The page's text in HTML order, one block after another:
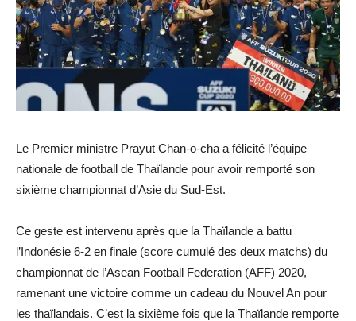
Le Premier ministre Prayut Chan-o-cha a félicité l’équipe
nationale de football de Thaïlande pour avoir remporté son
sixième championnat d’Asie du Sud-Est.
Ce geste est intervenu après que la Thaïlande a battu
l’Indonésie 6-2 en finale (score cumulé des deux matchs) du
championnat de l’Asean Football Federation (AFF) 2020,
ramenant une victoire comme un cadeau du Nouvel An pour
les thaïlandais. C’est la sixième fois que la Thaïlande remporte